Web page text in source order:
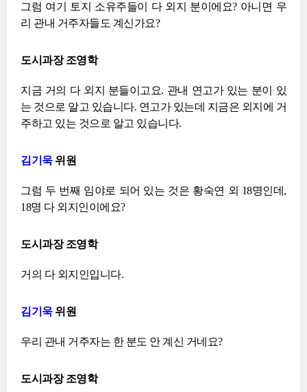
그럼 여기 토지 소유주들이 다 외지 분이에요? 아니면 우
리 관내 거주자들도 계신가요?
도시과장 조영학
지금 거의 다 외지 분들이고요. 관내 연고가 있는 분이 있
는 것으로 알고 있습니다. 연고가 있는데 지금은 외지에 거
주하고 있는 것으로 알고 있습니다.
김기욱위원
그럼 두 번째 임야로 되어 있는 것은 황숙연 외 18명인데,
18명 다 외지인이에요?
도시과장 조영학
거의 다 외지인입니다.
김기욱위원
우리 관내 거주자는 한 분도 안 계신 거네요?
도시과장 조영학